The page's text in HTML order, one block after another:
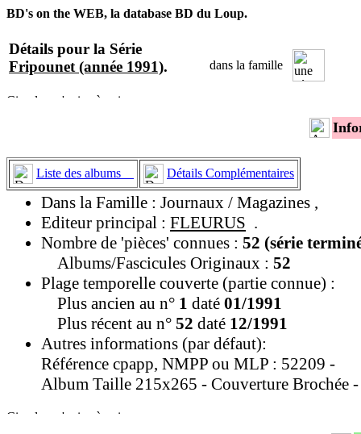
BD's on the WEB, la database BD du Loup.
Détails pour la Série
Fripounet (année 1991). dans la famille
Liste des albums Détails Complémentaires
Dans la Famille : Journaux / Magazines ,
Editeur principal : FLEURUS .
Nombre de 'pièces' connues : 52 (série
Albums/Fascicules Originaux : 52
Plage temporelle couverte (partie connue) :
Plus ancien au n° 1 daté 01/1991
Plus récent au n° 52 daté 12/1991
Autres informations (par défaut):
Référence cpapp, NMPP ou MLP : 52209 -
Album Taille 215x265 - Couverture Brochée